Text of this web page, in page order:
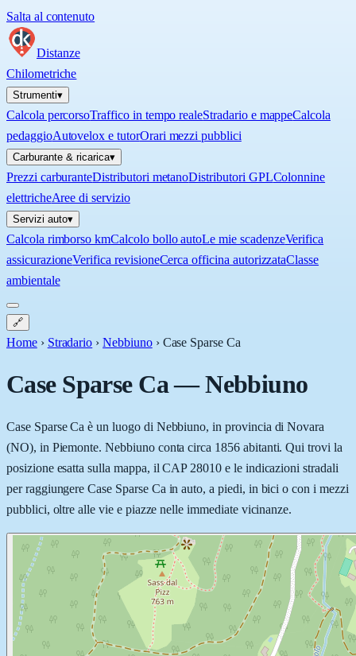
Salta al contenuto
Distanze
Chilometriche
Strumenti▾
Calcola percorsoTraffico in tempo realeStradario e mappeCalcola
pedaggioAutovelox e tutorOrari mezzi pubblici
Carburante & ricarica▾
Prezzi carburanteDistributori metanoDistributori GPLColonnine
elettricheAree di servizio
Servizi auto▾
Calcola rimborso kmCalcolo bollo autoLe mie scadenzeVerifica
assicurazioneVerifica revisioneCerca officina autorizzataClasse
ambientale
🔗
Home › Stradario › Nebbiuno › Case Sparse Ca
Case Sparse Ca—Nebbiuno
Case Sparse Ca è un luogo di Nebbiuno, in provincia di Novara
(NO), in Piemonte. Nebbiuno conta circa 1856 abitanti. Qui trovi la
posizione esatta sulla mappa, il CAP 28010 e le indicazioni stradali
per raggiungere Case Sparse Ca in auto, a piedi, in bici o con i mezzi
pubblici, oltre alle vie e piazze nelle immediate vicinanze.